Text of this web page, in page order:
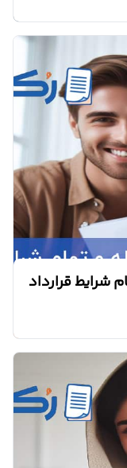
شرایط قرارداد